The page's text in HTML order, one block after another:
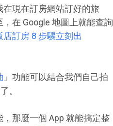
現在訂房網站訂好的旅
在 Google 地圖上就能查詢
訂房 8 步驟立刻出
」功能可以結合我們自己拍
。
那麼一個 App 就能搞定整